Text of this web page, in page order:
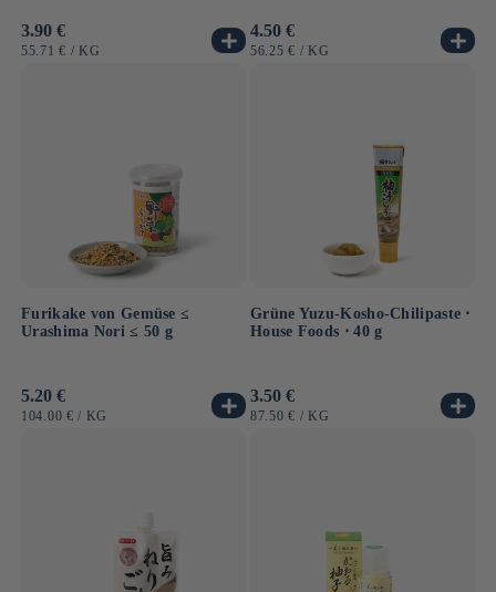
Normaler
Preis
3.90 €
GRUNDPREIS
55.71 € / PRO
KG
Normaler
Preis
4.50 €
GRUNDPREIS
56.25 € / PRO
KG
Furikake von Gemüse ≤
Urashima Nori ≤ 50 g
Normaler
Preis
5.20 €
GRUNDPREIS
104.00 € / PRO
KG
Grüne Yuzu-Kosho-Chilipaste ⋅
House Foods ⋅ 40 g
Normaler
Preis
3.50 €
GRUNDPREIS
87.50 € / PRO
KG